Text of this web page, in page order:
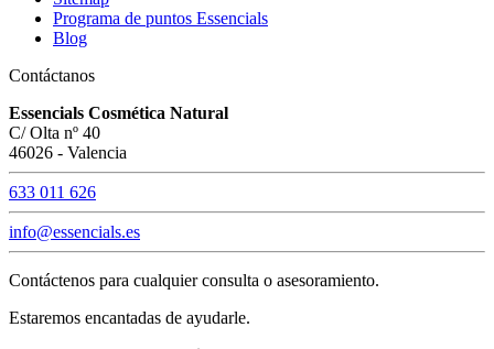
Programa de puntos Essencials
Blog
Contáctanos
Essencials Cosmética Natural
C/ Olta nº 40
46026 - Valencia
633 011 626
info@essencials.es
Contáctenos para cualquier consulta o asesoramiento.
Estaremos encantadas de ayudarle.